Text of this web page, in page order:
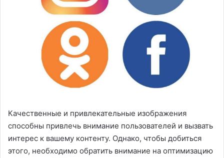
Качественные и привлекательные изображения
способны привлечь внимание пользователей и вызвать
интерес к вашему контенту. Однако, чтобы добиться
этого, необходимо обратить внимание на оптимизацию